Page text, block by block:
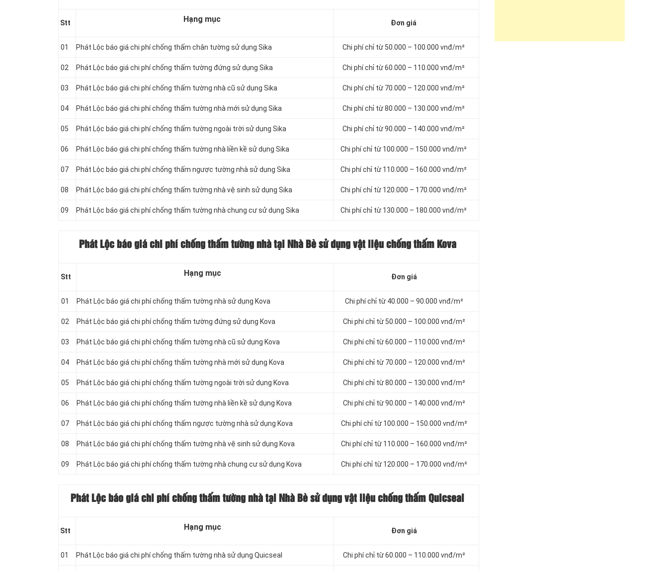
Stt Hạng mục Đơn giá
01 Phát Lộc báo giá chi phí chống thấm chân tường sử dụng Sika Chi phí chỉ từ 50.000 – 100.000 vnđ/m²
02 Phát Lộc báo giá chi phí chống thấm tường đứng sử dụng Sika Chi phí chỉ từ 60.000 – 110.000 vnđ/m²
03 Phát Lộc báo giá chi phí chống thấm tường nhà cũ sử dụng Sika Chi phí chỉ từ 70.000 – 120.000 vnđ/m²
04 Phát Lộc báo giá chi phí chống thấm tường nhà mới sử dụng Sika Chi phí chỉ từ 80.000 – 130.000 vnđ/m²
05 Phát Lộc báo giá chi phí chống thấm tường ngoài trời sử dụng Sika Chi phí chỉ từ 90.000 – 140.000 vnđ/m²
06 Phát Lộc báo giá chi phí chống thấm tường nhà liền kề sử dụng Sika Chi phí chỉ từ 100.000 – 150.000 vnđ/m²
07 Phát Lộc báo giá chi phí chống thấm ngược tường nhà sử dụng Sika Chi phí chỉ từ 110.000 – 160.000 vnđ/m²
08 Phát Lộc báo giá chi phí chống thấm tường nhà vệ sinh sử dụng Sika Chi phí chỉ từ 120.000 – 170.000 vnđ/m²
09 Phát Lộc báo giá chi phí chống thấm tường nhà chung cư sử dụng Sika Chi phí chỉ từ 130.000 – 180.000 vnđ/m²
Phát Lộc báo giá chi phí chống thấmtường nhà tại Nhà Bè sử dụng vật liệu chống thấm Kova
Stt Hạng mục Đơn giá
01 Phát Lộc báo giá chi phí chống thấm tường nhà sử dụng Kova Chi phí chỉ từ 40.000 – 90.000 vnđ/m²
02 Phát Lộc báo giá chi phí chống thấm tường đứng sử dụng Kova Chi phí chỉ từ 50.000 – 100.000 vnđ/m²
03 Phát Lộc báo giá chi phí chống thấm tường nhà cũ sử dụng Kova Chi phí chỉ từ 60.000 – 110.000 vnđ/m²
04 Phát Lộc báo giá chi phí chống thấm tường nhà mới sử dụng Kova Chi phí chỉ từ 70.000 – 120.000 vnđ/m²
05 Phát Lộc báo giá chi phí chống thấm tường ngoài trời sử dụng Kova Chi phí chỉ từ 80.000 – 130.000 vnđ/m²
06 Phát Lộc báo giá chi phí chống thấm tường nhà liền kề sử dụng Kova Chi phí chỉ từ 90.000 – 140.000 vnđ/m²
07 Phát Lộc báo giá chi phí chống thấm ngược tường nhà sử dụng Kova Chi phí chỉ từ 100.000 – 150.000 vnđ/m²
08 Phát Lộc báo giá chi phí chống thấm tường nhà vệ sinh sử dụng Kova Chi phí chỉ từ 110.000 – 160.000 vnđ/m²
09 Phát Lộc báo giá chi phí chống thấm tường nhà chung cư sử dụng Kova Chi phí chỉ từ 120.000 – 170.000 vnđ/m²
Phát Lộc báo giá chi phí chống thấm tường nhà tại Nhà Bè sử dụng vật liệu chống thấm Quicseal
Stt Hạng mục Đơn giá
01 Phát Lộc báo giá chi phí chống thấm tường nhà sử dụng Quicseal Chi phí chỉ từ 60.000 – 110.000 vnđ/m²